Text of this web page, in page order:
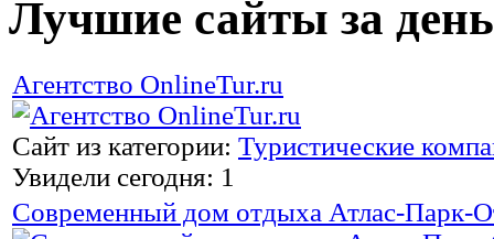
Лучшие сайты за день
Агентство OnlineTur.ru
Сайт из категории: Туристические
Увидели сегодня: 1
Современный дом отдыха Атлас-Парк-